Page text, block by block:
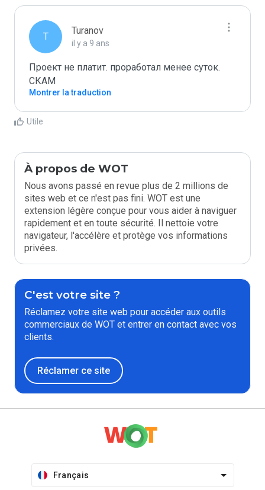
T
Turanov
il y a 9 ans
Проект не платит. проработал менее суток.
СКАМ
Montrer la traduction
Utile
À propos de WOT
Nous avons passé en revue plus de 2 millions de
sites web et ce n'est pas fini. WOT est une
extension légère conçue pour vous aider à naviguer
rapidement et en toute sécurité. Il nettoie votre
navigateur, l'accélère et protège vos informations
privées.
C'est votre site ?
Réclamez votre site web pour accéder aux outils
commerciaux de WOT et entrer en contact avec vos
clients.
Réclamer ce site
Français